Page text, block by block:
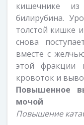
кишечнике
билирубина.
толстой кишке
снова
вместе с
этой фракции
кровоток и
Повышенное
мочой
Повышение